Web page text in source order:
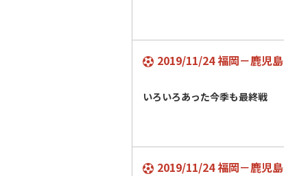
2019/11/24 福岡－鹿児島
いろいろあった今季も最終戦
2019/11/24 福岡－鹿児島